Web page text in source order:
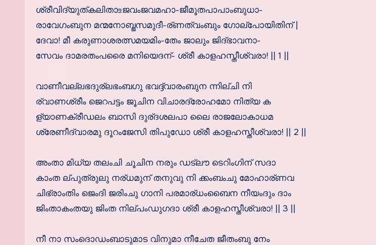
ശ്രീവിദ്യുത്കലിതാ‌உജവംജവമഹാ-ജീമൂതപാപാംബുധാ-
രാവേഗംബുന മന്മനോബ്ജസമുദീ-ര്ണത്വംബും ഗോല്പോയിതിന് |
ദേവാ! മീ കരുണാശരത്സമയമിം-തേം ജാലും ജിദ്ഭാവനാ-
സേവം ദാമരതംപരൈ മനിയെദന്- ശ്രീ കാളഹസ്തീശ്വരാ! || 1 ||
വാണീവല്ലഭദുര്ലഭംബഗു ഭവദ്ദ്വാരംബുന ന്നില്ചി നി
ര്വാണശ്രീം ജെറപട്ടം ജൂചിന വിചാരദ്രോഹമോ നിത്യ ക
ള്യാണക്രീഡലം ബാസി ദുര്ദശലപാ ലൈ രാജലോകാധമ
ശ്രേണീദ്വാരമു ദൂറംജേസി തിപുഡോ ശ്രീ കാളഹസ്തീശ്വരാ! || 2 ||
അംതാ മിധ്യ തലംചി ചൂചിന നരും ഡട്ലൗ ടെറിംഗിന് സദാ
കാംത ല്പുത്രുലു നര്ധമുന് തനുവു നി ക്കംബംചു മോഹാര്ണവ
ചിഭ്രാംതിം ജെംദി ജരിംചു ഗാനി പരമാര്ധംബൈന നീയംദും ദാം
ജിംതാകംതയു ജിംത നില്പംഡുഗദാ ശ്രീ കാളഹസ്തീശ്വരാ! || 3 ||
നീ നാ സംദൊഡംബാടുമാട വിനുമാ നീചേത ജീതംബു നേം